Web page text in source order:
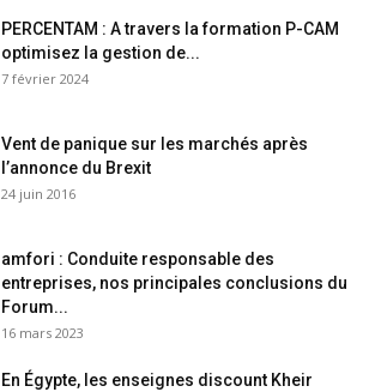
PERCENTAM : A travers la formation P-CAM
optimisez la gestion de...
7 février 2024
Vent de panique sur les marchés après
l’annonce du Brexit
24 juin 2016
amfori : Conduite responsable des
entreprises, nos principales conclusions du
Forum...
16 mars 2023
En Égypte, les enseignes discount Kheir